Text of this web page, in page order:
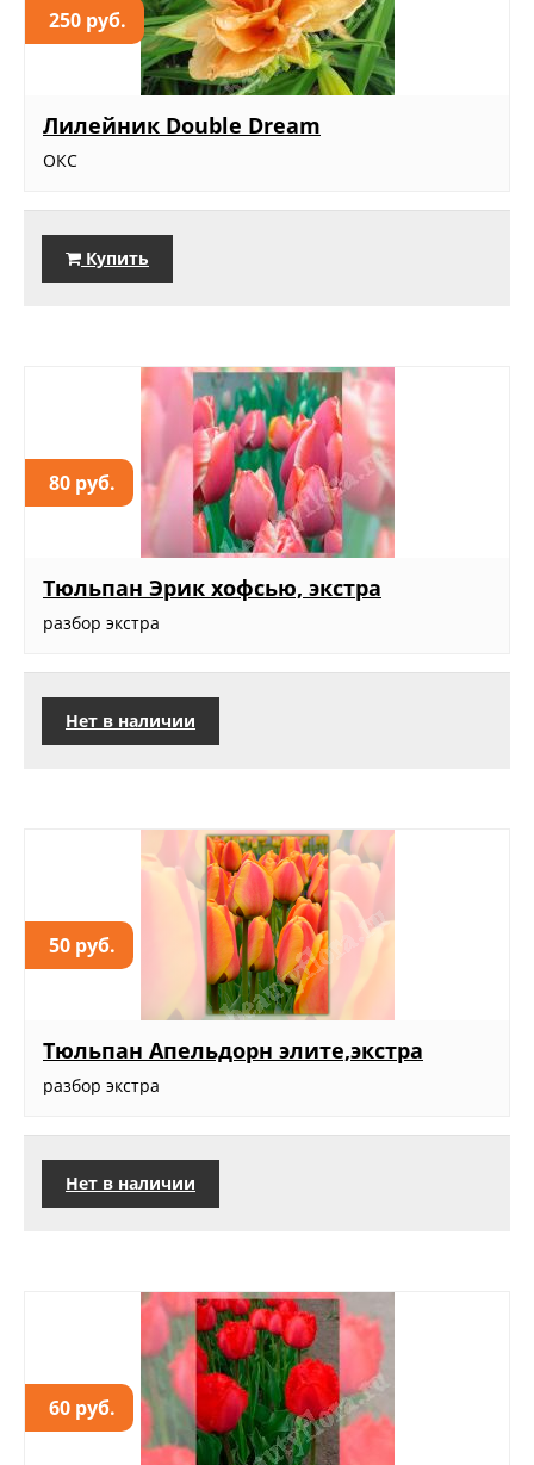
250 руб.
Лилейник Double Dream
ОКС
Купить
80 руб.
Тюльпан Эрик хофсью, экстра
разбор экстра
Нет в наличии
50 руб.
Тюльпан Апельдорн элите,экстра
разбор экстра
Нет в наличии
60 руб.